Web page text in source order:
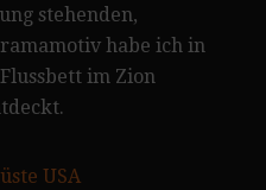
stehenden,
habe ich in
im Zion
USA